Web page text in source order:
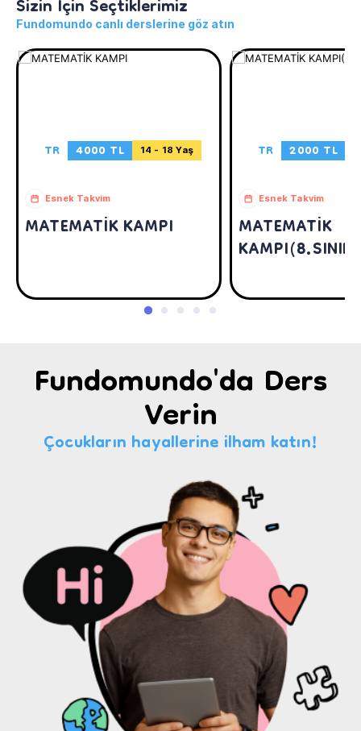
Sizin İçin Seçtiklerimiz
Fundomundo canlı derslerine göz atın
TR 4000 TL 14 - 18 Yaş
Esnek Takvim
MATEMATİK KAMPI
TR 2000 TL
Esnek Takvim
MATEMATİK
KAMPI(8.SINIF)
Fundomundo'da Ders
Verin
Çocukların hayallerine ilham katın!